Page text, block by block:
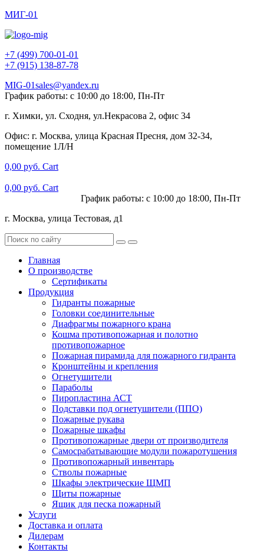
МИГ-01
+7 (499) 700-01-01
+7 (915) 138-87-78
MIG-01sales@yandex.ru
График работы: с 10:00 до 18:00, Пн-Пт
г. Химки, ул. Сходня, ул.Некрасова 2, офис 34
Офис: г. Москва, улица Красная Пресня, дом 32-34,
помещение 1Л/Н
0,00 руб. Cart
0,00 руб. Cart
График работы: с 10:00 до 18:00, Пн-Пт
г. Москва, улица Тестовая, д1
Главная
О производстве
Сертификаты
Продукция
Гидранты пожарные
Головки соединительные
Диафрагмы пожарного крана
Кошма противопожарная и полотно
противопожарное
Пожарная пирамида для пожарного гидранта
Кронштейны и крепления
Огнетушители
Параболы
Пиропластина АСТ
Подставки под огнетушители (ППО)
Пожарные рукава
Пожарные шкафы
Противопожарные двери от производителя
Самосрабатывающие модули пожаротушения
Противопожарный инвентарь
Стволы пожарные
Шкафы электрические ЩМП
Щиты пожарные
Ящик для песка пожарный
Услуги
Доставка и оплата
Дилерам
Контакты